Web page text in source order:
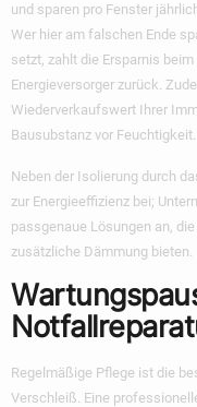
und sparen pro Fenster
Wer hier am falschen Ende
setzt, zahlt die Ersparnis
Energieversorger zurück.
Wiederverkaufswert Ihrer
Bausubstanz vor Feuchtigkeit.
Neben der Isolierung durch
zur Energieeffizienz bei;
passgenaue Lösungen an,
zusätzliche Dämmung bieten.
Regelmäßige Pflege ist die
Verschleiß. Eine